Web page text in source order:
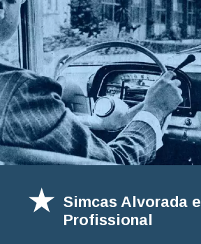
Simcas Alvorada e
Profissional